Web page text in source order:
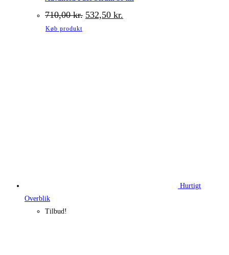
710,00kr. Den
oprindelige
532,50 kr.
Køb produkt
Hurtigt
Overblik
Tilbud!